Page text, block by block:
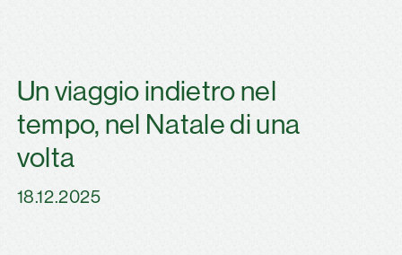
Un viaggio indietro nel
tempo, nel Natale di una
volta
18.12.2025